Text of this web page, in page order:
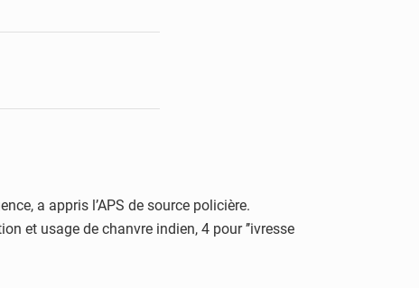
a appris l’APS de source policière.
et usage de chanvre indien, 4 pour ’’ivresse